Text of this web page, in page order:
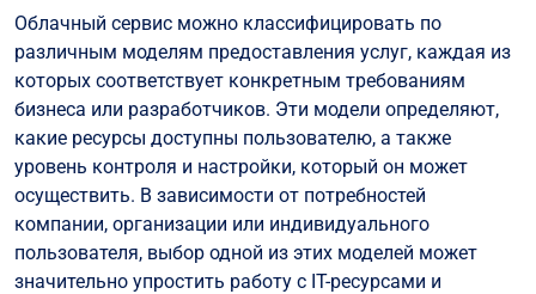
Облачный сервис можно классифицировать по
различным моделям предоставления услуг, каждая из
которых соответствует конкретным требованиям
бизнеса или разработчиков. Эти модели определяют,
какие ресурсы доступны пользователю, а также
уровень контроля и настройки, который он может
осуществить. В зависимости от потребностей
компании, организации или индивидуального
пользователя, выбор одной из этих моделей может
значительно упростить работу с IT-ресурсами и